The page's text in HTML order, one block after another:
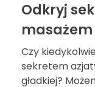
Odkryj
Czy
sekretem
gładkiej?